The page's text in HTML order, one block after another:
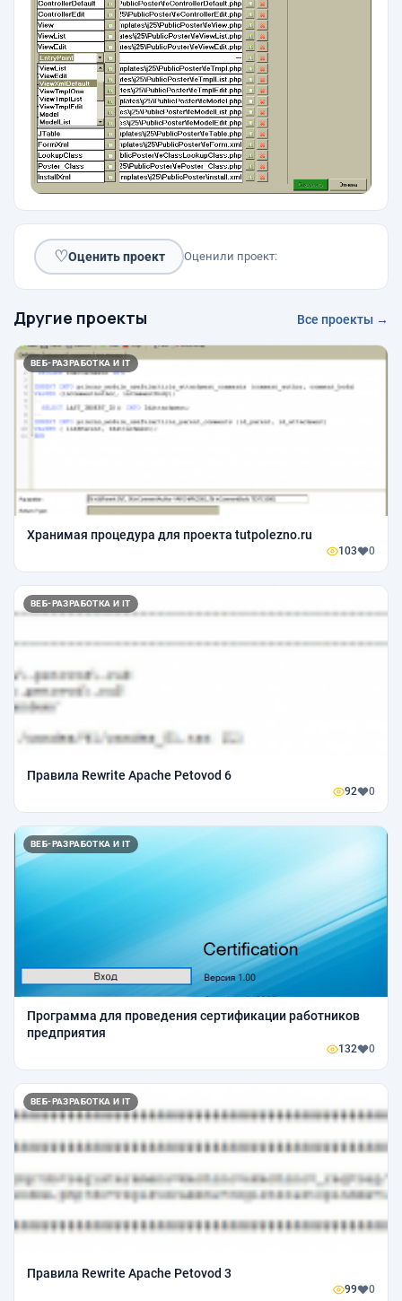
♡Оценить проект Оценили проект:
Другие проекты Все проекты →
ВЕБ-РАЗРАБОТКА И IT
Хранимая процедура для проекта tutpolezno.ru
103 0
ВЕБ-РАЗРАБОТКА И IT
Правила Rewrite Apache Petovod 6
92 0
ВЕБ-РАЗРАБОТКА И IT
Программа для проведения сертификации работников
предприятия
132 0
ВЕБ-РАЗРАБОТКА И IT
Правила Rewrite Apache Petovod 3
99 0